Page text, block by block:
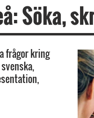
Söka,
frågor kring